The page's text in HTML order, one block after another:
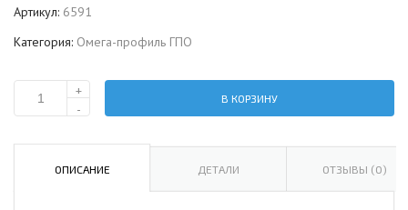
Артикул: 6591
Категория: Омега-профиль ГПО
Количество
профиль
+
-
В КОРЗИНУ
ОПИСАНИЕ ДЕТАЛИ ОТЗЫВЫ (0)